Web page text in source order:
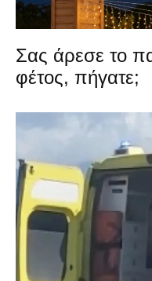
Σας άρεσε το
φέτος, πήγατε;